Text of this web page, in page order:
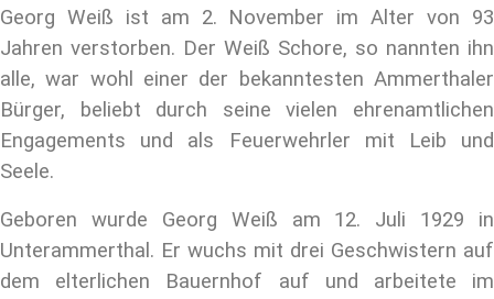
Georg Weiß ist am 2. November im Alter von 93
Jahren verstorben. Der Weiß Schore, so nannten ihn
alle, war wohl einer der bekanntesten Ammerthaler
Bürger, beliebt durch seine vielen ehrenamtlichen
Engagements und als Feuerwehrler mit Leib und
Seele.
Geboren wurde Georg Weiß am 12. Juli 1929 in
Unterammerthal. Er wuchs mit drei Geschwistern auf
dem elterlichen Bauernhof auf und arbeitete im